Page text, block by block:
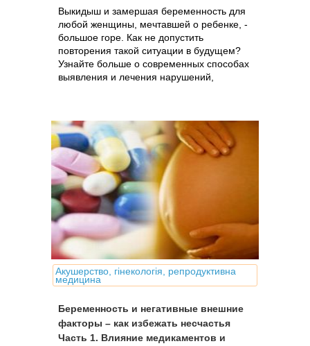
Выкидыш и замершая беременность для
любой женщины, мечтавшей о ребенке, -
большое горе. Как не допустить
повторения такой ситуации в будущем?
Узнайте больше о современных способах
выявления и лечения нарушений,
Акушерство, гінекологія, репродуктивна
медицина
Беременность и негативные внешние
факторы – как избежать несчастья
Часть 1. Влияние медикаментов и